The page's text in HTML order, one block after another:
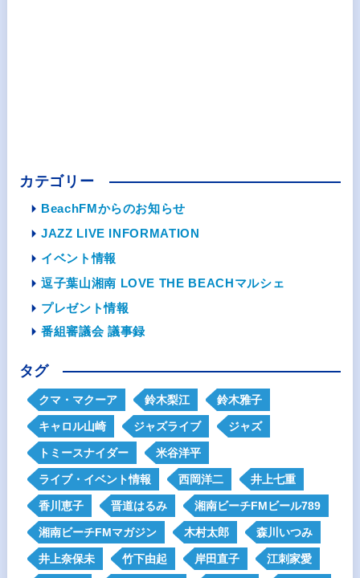
カテゴリー
BeachFMからのお知らせ
JAZZ LIVE INFORMATION
イベント情報
逗子葉山湘南 LOVE THE BEACHマルシェ
プレゼント情報
番組審議会 議事録
タグ
クマ・マクーア 鈴木梨江 鈴木雅子
キャロル山崎 ジャズライブ ジャズ
トミースナイダー 米谷洋平
ライブ・イベント情報 西岡洋二 井上七重
香川恵子 晋道はるみ 湘南ビーチFMビール789
湘南ビーチFMマガジン 木村太郎 森川いつみ
井上奈保未 竹下由起 岸田直子 江刺家愛